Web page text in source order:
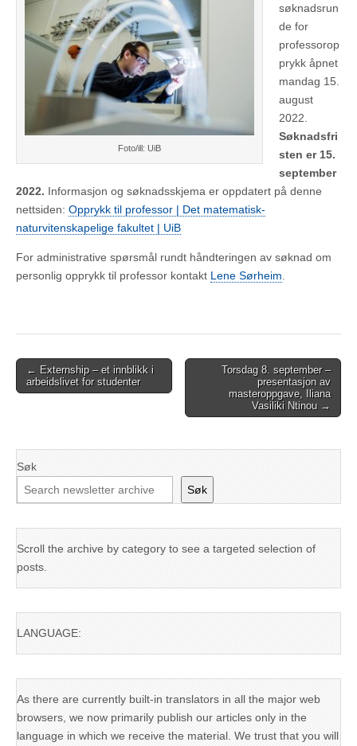
Foto/ill: UiB
søknadsrun
de for
professorop
prykk åpnet
mandag 15.
august
2022.
Søknadsfri
sten er 15.
september
2022. Informasjon og søknadsskjema er oppdatert på denne
nettsiden: Opprykk til professor | Det matematisk-
naturvitenskapelige fakultet | UiB
For administrative spørsmål rundt håndteringen av søknad om
personlig opprykk til professor kontakt Lene Sørheim.
Post
navigation
← Externship – et innblikk i
arbeidslivet for studenter
Torsdag 8. september –
presentasjon av
masteroppgave, Iliana
Vasiliki Ntinou →
Søk
Søk
Scroll the archive by category to see a targeted selection of
posts.
LANGUAGE:
As there are currently built-in translators in all the major web
browsers, we now primarily publish our articles only in the
language in which we receive the material. We trust that you will